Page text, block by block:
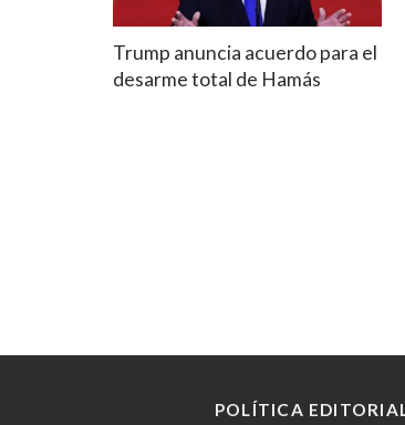
Trump anuncia acuerdo para el
desarme total de Hamás
POLÍTICA